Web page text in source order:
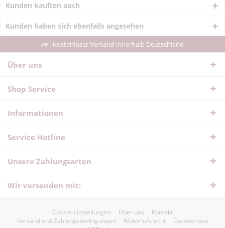
Kunden kauften auch
Kunden haben sich ebenfalls angesehen
Kostenloser Versand innerhalb Deutschland
Über uns
Shop Service
Informationen
Service Hotline
Unsere Zahlungsarten
Wir versenden mit:
Cookie-Einstellungen Über uns
Kontakt
Versand und Zahlungsbedingungen
Widerrufsrecht
Datenschutz